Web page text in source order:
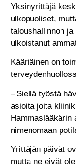
Yksinyrittäjä
ulkopuoliset,
taloushallinnon
ulkoistanut
Kääriäinen on
– Siellä työstä
asioita joita
Hammaslääkärin
nimenomaan
Yrittäjän päivät
mutta ne eivät